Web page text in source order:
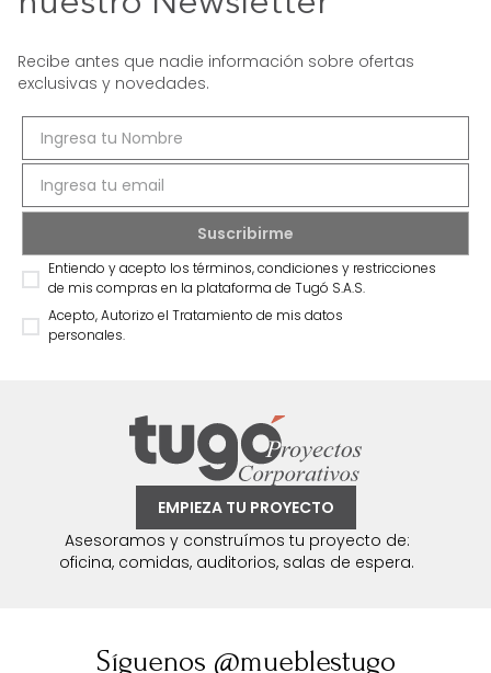
Recibe antes que nadie información sobre ofertas
exclusivas y novedades.
Entiendo y acepto los términos, condiciones y restricciones
de mis compras en la plataforma de Tugó S.A.S.
Acepto, Autorizo el Tratamiento de mis datos
personales.
EMPIEZA TU PROYECTO
Asesoramos y construímos tu proyecto de:
oficina, comidas, auditorios, salas de espera.
Síguenos @mueblestugo